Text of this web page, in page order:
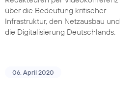
über die Bedeutung kritischer
Infrastruktur, den Netzausbau und
die Digitalisierung Deutschlands.
06. April 2020